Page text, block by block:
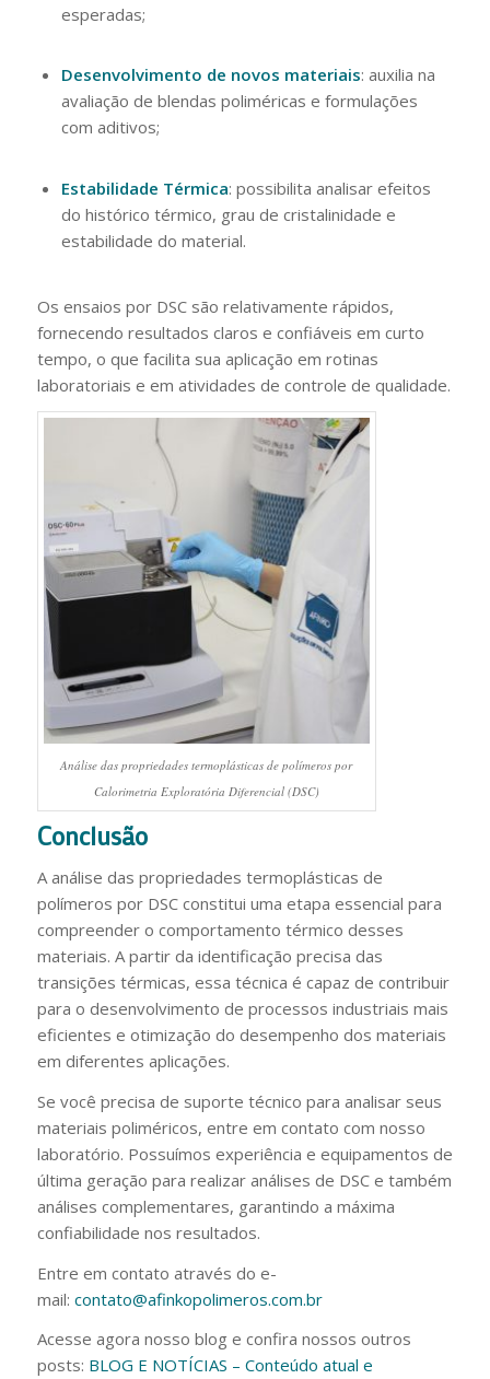
esperadas;
Desenvolvimento de novos materiais: auxilia na
avaliação de blendas poliméricas e formulações
com aditivos;
Estabilidade Térmica: possibilita analisar efeitos
do histórico térmico, grau de cristalinidade e
estabilidade do material.
Os ensaios por DSC são relativamente rápidos,
fornecendo resultados claros e confiáveis em curto
tempo, o que facilita sua aplicação em rotinas
laboratoriais e em atividades de controle de qualidade.
Análise das propriedades termoplásticas de polímeros por
Calorimetria Exploratória Diferencial (DSC)
Conclusão
A análise das propriedades termoplásticas de
polímeros por DSC constitui uma etapa essencial para
compreender o comportamento térmico desses
materiais. A partir da identificação precisa das
transições térmicas, essa técnica é capaz de contribuir
para o desenvolvimento de processos industriais mais
eficientes e otimização do desempenho dos materiais
em diferentes aplicações.
Se você precisa de suporte técnico para analisar seus
materiais poliméricos, entre em contato com nosso
laboratório. Possuímos experiência e equipamentos de
última geração para realizar análises de DSC e também
análises complementares, garantindo a máxima
confiabilidade nos resultados.
Entre em contato através do e-
mail: contato@afinkopolimeros.com.br
Acesse agora nosso blog e confira nossos outros
posts: BLOG E NOTÍCIAS – Conteúdo atual e